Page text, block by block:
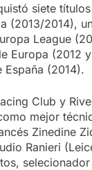
siete
(2013/2014),
League
Europa (2012
España (2014).
Club y
mejor
Zinedine
Ranieri